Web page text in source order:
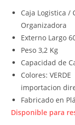
Caja Logistica /
Organizadora
Externo Largo
Peso 3,2 Kg
Capacidad de
Colores:
importacion
Fabricado en
Disponible para